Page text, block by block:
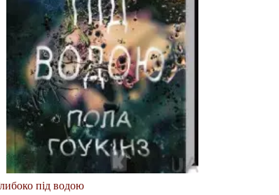
під водою